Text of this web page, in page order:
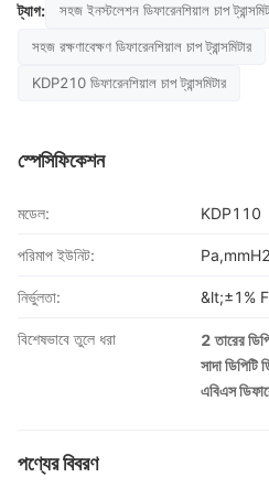
ট্যাগ: সহজ ইনস্টলেশন ডিফারেনশিয়াল চাপ
সহজ রক্ষণাবেক্ষণ ডিফারেনশিয়াল চাপ ট্রান্সমিটার
KDP210 ডিফারেনশিয়াল চাপ ট্রান্সমিটার
স্পেসিফিকেশন
মডেল: KDP110
পরিমাপ ইউনিট:
নির্ভুলতা: &lt;±1%
বিশেষভাবে তুলে ধরা 2 তারের
সাদা ডিপিটি
এবিএস
পণ্যের বিবরণ